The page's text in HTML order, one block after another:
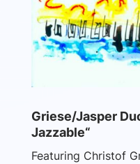
Griese/Jasper
Jazzable“
Featuring Christof